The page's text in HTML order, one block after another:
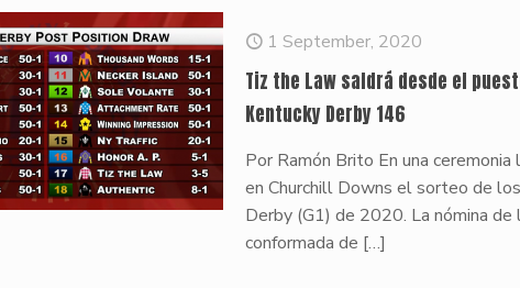
1 September, 2020
Tiz the Law saldrá desde el
Kentucky Derby 146
Por Ramón Brito En una
en Churchill Downs el sorteo de
Derby (G1) de 2020. La nómina
conformada de […]